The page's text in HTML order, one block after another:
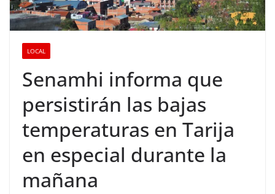
LOCAL
Senamhi informa que
persistirán las bajas
temperaturas en Tarija
en especial durante la
mañana